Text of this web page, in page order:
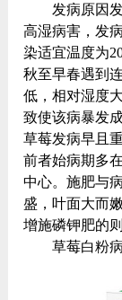
发病原因
高湿病害，发
染适宜温度为
秋至早春遇到
低，相对湿度
致使该病暴发
草莓发病早且
前者始病期多
中心。施肥与
盛，叶面大而
增施磷钾肥的
草莓白粉